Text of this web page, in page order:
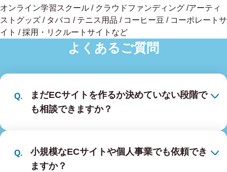
オンライン学習スクール / クラウドファンディング /アーティ
ストグッズ / タバコ / テニス用品 / コーヒー豆 / コーポレートサ
イト / 採用・リクルートサイトなど
よくあるご質問
まだECサイトを作るか決めていない段階で
も相談できますか？
小規模なECサイトや個人事業でも依頼でき
ますか？